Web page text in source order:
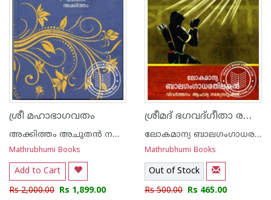
ശ്രീ മഹാഭാഗവതം
അക്കിത്തം അചുതന്‍ നമ്പൂതിരി
Mathrubhumi Books
Add to Cart
Rs 2,000.00 Rs 1,899.00
ശ്രീമദ് ഭഗവദ്ഗീതാ രഹസ്യം
ലോകമാന്യ ബാലഗംഗാധരതിലകന്‍
Mathrubhumi Books
Out of Stock
Rs 500.00 Rs 465.00